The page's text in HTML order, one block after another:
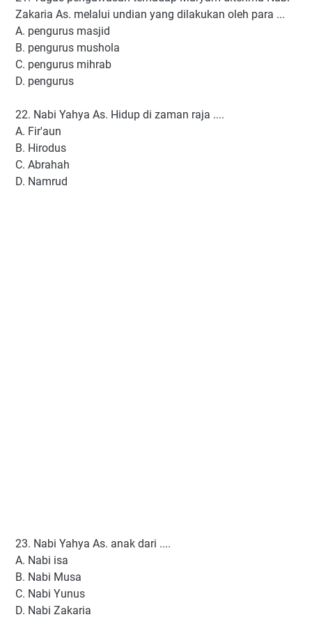
Zakaria As. melalui undian yang dilakukan oleh para ...
A. pengurus masjid
B. pengurus mushola
C. pengurus mihrab
D. pengurus
22. Nabi Yahya As. Hidup di zaman raja ....
A. Fir'aun
B. Hirodus
C. Abrahah
D. Namrud
23. Nabi Yahya As. anak dari ....
A. Nabi isa
B. Nabi Musa
C. Nabi Yunus
D. Nabi Zakaria